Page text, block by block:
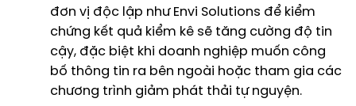
đơn vị độc lập như Envi Solutions để kiểm
chứng kết quả kiểm kê sẽ tăng cường độ tin
cậy, đặc biệt khi doanh nghiệp muốn công
bố thông tin ra bên ngoài hoặc tham gia các
chương trình giảm phát thải tự nguyện.